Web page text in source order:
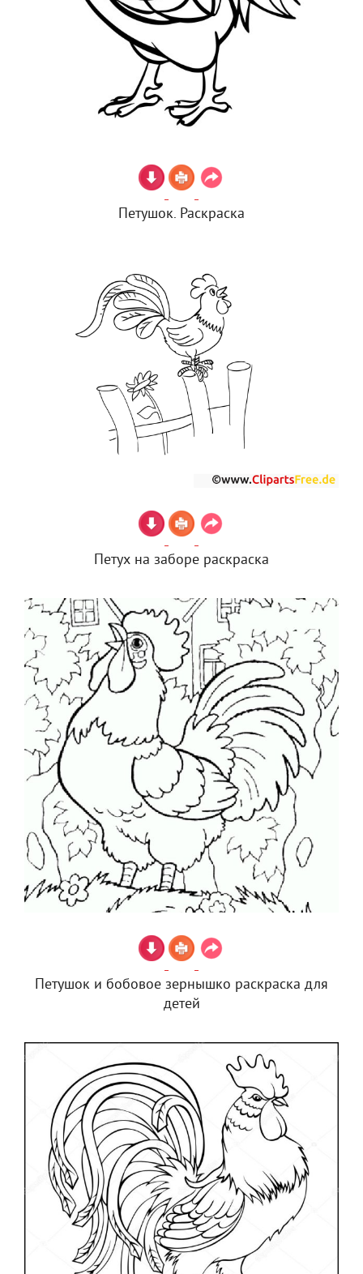
Петушок. Раскраска
Петух на заборе раскраска
Петушок и бобовое зернышко раскраска для
детей